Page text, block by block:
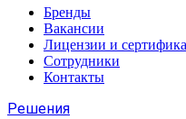
Бренды
Вакансии
Лицензии и
Сотрудники
Контакты
Решения